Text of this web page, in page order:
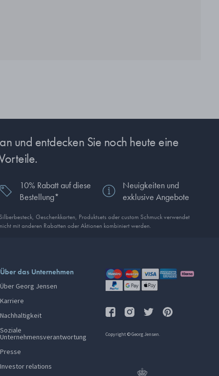
und entdecken Sie noch heute eine
10% Rabatt auf diese
Bestellung*
Neuigkeiten und
exklusive Angebote
Geschenkkarten, Produkt­sets oder custom Schmuck verwendet
mit anderen Rabatten oder Aktionen kombiniert werden.
Über das Unternehmen
Über Georg Jensen
Karriere
Nachhaltigkeit
Soziale
Unternehmensverantwortung
Presse
Investor relations
Copyright © Georg Jensen.